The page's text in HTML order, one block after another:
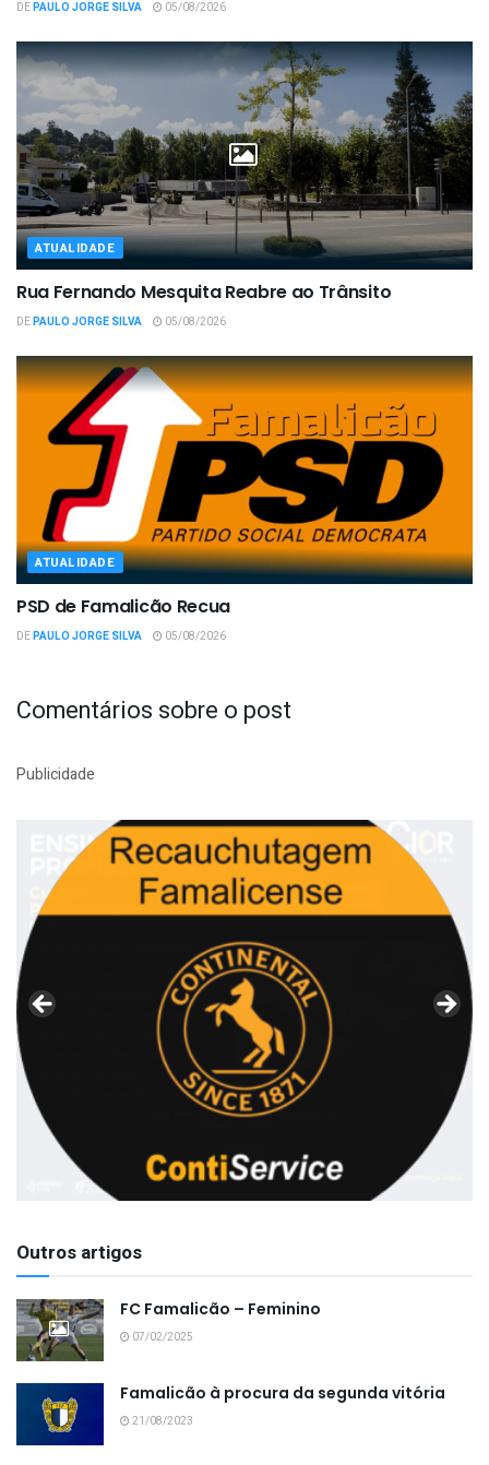
DEPAULO JORGE SILVA 05/08/2026
ATUALIDADE
Rua Fernando Mesquita Reabre ao Trânsito
DEPAULO JORGE SILVA 05/08/2026
ATUALIDADE
PSD de Famalicão Recua
DEPAULO JORGE SILVA 05/08/2026
Comentários sobre o post
Publicidade
Outros artigos
FC Famalicão – Feminino
07/02/2025
Famalicão à procura da segunda vitória
21/08/2023